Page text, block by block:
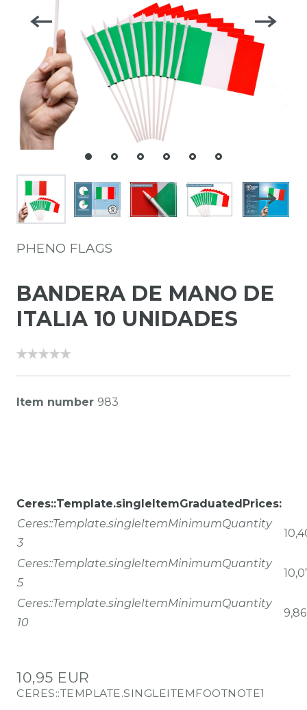
PHENO FLAGS
BANDERA DE MANO DE
ITALIA 10 UNIDADES
Item number 983
Ceres::Template.singleItemGraduatedPrices:
Ceres::Template.singleItemMinimumQuantity
3
Ceres::Template.singleItemMinimumQuantity
5
Ceres::Template.singleItemMinimumQuantity
10
10,95 EUR
CERES::TEMPLATE.SINGLEITEMFOOTNOTE1